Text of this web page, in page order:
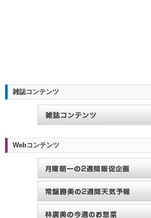
雑誌コンテンツ
Webコンテンツ